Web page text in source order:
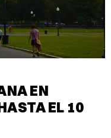
EN
EL 10